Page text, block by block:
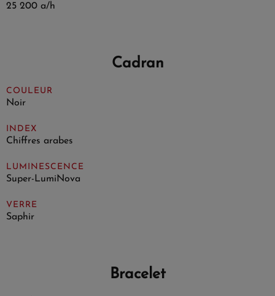
25 200 a/h
Cadran
COULEUR
Noir
INDEX
Chiffres arabes
LUMINESCENCE
Super-LumiNova
VERRE
Saphir
Bracelet